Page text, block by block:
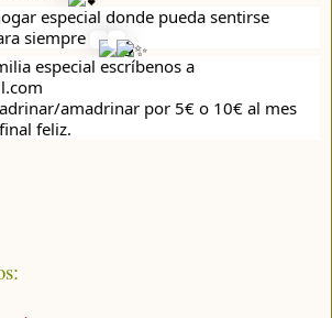
especial donde pueda sentirse
siempre
.
especial escríbenos a
amadrinar por 5€ o 10€ al mes
feliz.